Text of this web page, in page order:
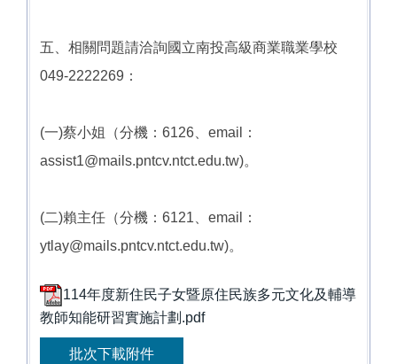
五、相關問題請洽詢國立南投高級商業職業學校
049-2222269：
(一)蔡小姐（分機：6126、email：
assist1@mails.pntcv.ntct.edu.tw)。
(二)賴主任（分機：6121、email：
ytlay@mails.pntcv.ntct.edu.tw)。
114年度新住民子女暨原住民族多元文化及輔導
教師知能研習實施計劃.pdf
批次下載附件